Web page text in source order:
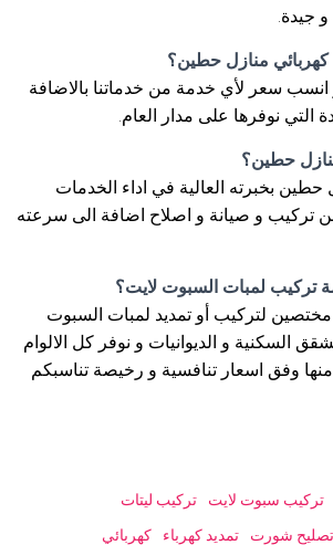
و جيدة.
منازل حطين؟
سعر لأي خدمة من خدماتنا بالاضافة
التي نوفرها على مدار العام.
حطين؟
بخبرته العالية في اداء الخدمات
من تركيب و صيانة و اصلاح اضافة الى سرعته
تركيب لمبات السبوت لايت؟
لتركيب أو تمديد لمبات السبوت
السكنية و الديوانيات و نوفر كل الالوام
وفق اسعار تنافسية و رخيصة تناسبكم
تركيب سبوت لايت
تركيب ليتات
تصليح شورت تمديد كهرباء
كهربائي